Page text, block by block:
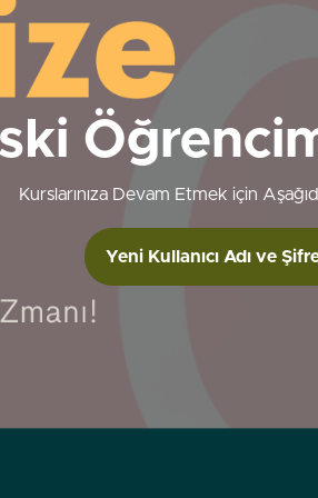
Kurslarınıza Devam Etmek için
Yeni Kullanıcı Adı ve